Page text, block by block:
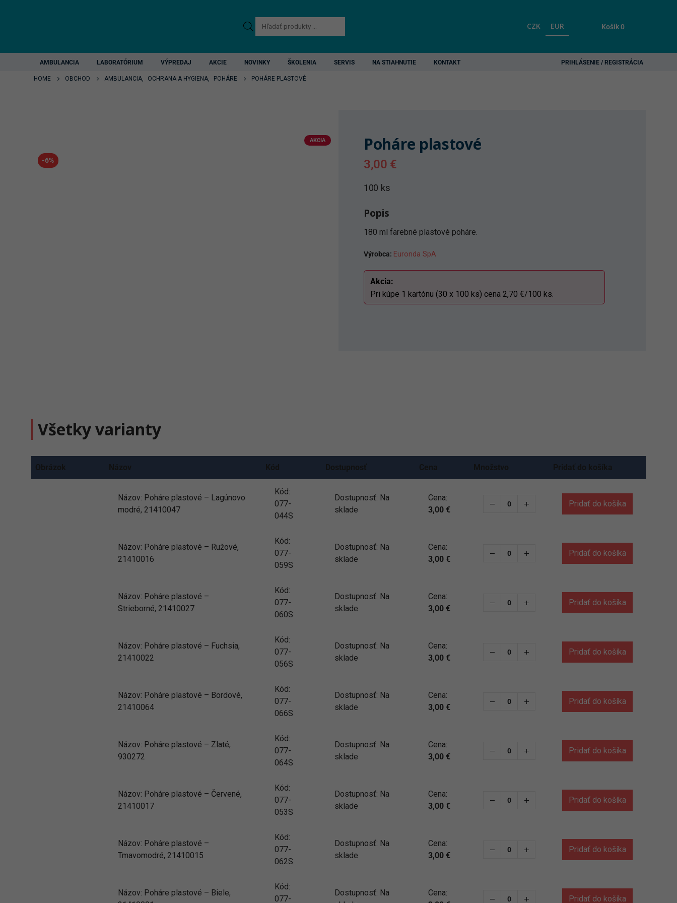
Products
search
CZK EUR Košík0
AMBULANCIA LABORATÓRIUM VÝPREDAJ AKCIE NOVINKY ŠKOLENIA SERVIS NA STIAHNUTIE KONTAKT PRIHLÁSENIE / REGISTRÁCIA
HOME OBCHOD AMBULANCIA, OCHRANA A HYGIENA, POHÁRE POHÁRE PLASTOVÉ
-6%
AKCIA Poháre plastové
3,00 €
100 ks
Popis
180 ml farebné plastové poháre.
Výrobca: Euronda SpA
Akcia:
Pri kúpe 1 kartónu (30 x 100 ks) cena 2,70 €/100 ks.
Všetky varianty
Obrázok Názov Kód Dostupnosť Cena Množstvo Pridať do košíka
Názov: Poháre plastové – Lagúnovo
modré, 21410047
Kód:
077-
044S
Dostupnosť: Na
sklade
Cena:
3,00 €
Pridať do košíka
Názov: Poháre plastové – Ružové,
21410016
Kód:
077-
059S
Dostupnosť: Na
sklade
Cena:
3,00 €
Pridať do košíka
Názov: Poháre plastové –
Strieborné, 21410027
Kód:
077-
060S
Dostupnosť: Na
sklade
Cena:
3,00 €
Pridať do košíka
Názov: Poháre plastové – Fuchsia,
21410022
Kód:
077-
056S
Dostupnosť: Na
sklade
Cena:
3,00 €
Pridať do košíka
Názov: Poháre plastové – Bordové,
21410064
Kód:
077-
066S
Dostupnosť: Na
sklade
Cena:
3,00 €
Pridať do košíka
Názov: Poháre plastové – Zlaté,
930272
Kód:
077-
064S
Dostupnosť: Na
sklade
Cena:
3,00 €
Pridať do košíka
Názov: Poháre plastové – Červené,
21410017
Kód:
077-
053S
Dostupnosť: Na
sklade
Cena:
3,00 €
Pridať do košíka
Názov: Poháre plastové –
Tmavomodré, 21410015
Kód:
077-
062S
Dostupnosť: Na
sklade
Cena:
3,00 €
Pridať do košíka
Názov: Poháre plastové – Biele,
Kód:
077-
Dostupnosť: Na
Cena:
Pridať do košíka